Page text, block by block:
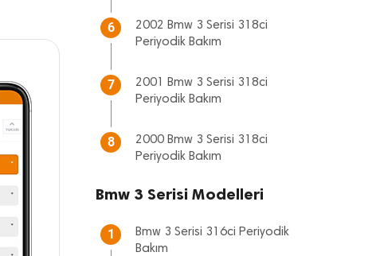
6
2002 Bmw 3 Serisi 318ci
Periyodik Bakım
7
2001 Bmw 3 Serisi 318ci
Periyodik Bakım
8
2000 Bmw 3 Serisi 318ci
Periyodik Bakım
Bmw 3 Serisi Modelleri
1
Bmw 3 Serisi 316ci Periyodik
Bakım